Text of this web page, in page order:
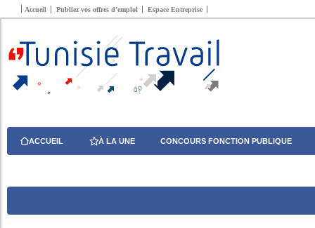
Accueil Publiez vos offres d’emploi Espace Entreprise
ACCUEIL À LA UNE CONCOURS FONCTION PUBLIQUE